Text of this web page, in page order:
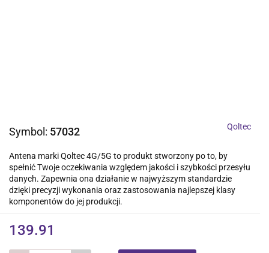
Symbol: 57032 Qoltec
Antena marki Qoltec 4G/5G to produkt stworzony po to, by
spełnić Twoje oczekiwania względem jakości i szybkości przesyłu
danych. Zapewnia ona działanie w najwyższym standardzie
dzięki precyzji wykonania oraz zastosowania najlepszej klasy
komponentów do jej produkcji.
139.91